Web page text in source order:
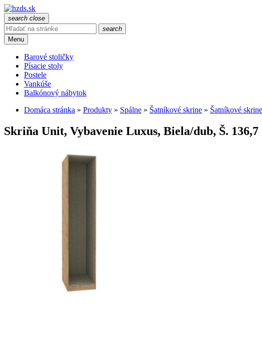
search close
search
Menu
Barové stoličky
Písacie stoly
Postele
Vankúše
Balkónový nábytok
Domáca stránka » Produkty » Spálne » Šatníkové skrine » Šatníkové
Skriňa Unit, Vybavenie Luxus, Biela/dub, Š. 136,7